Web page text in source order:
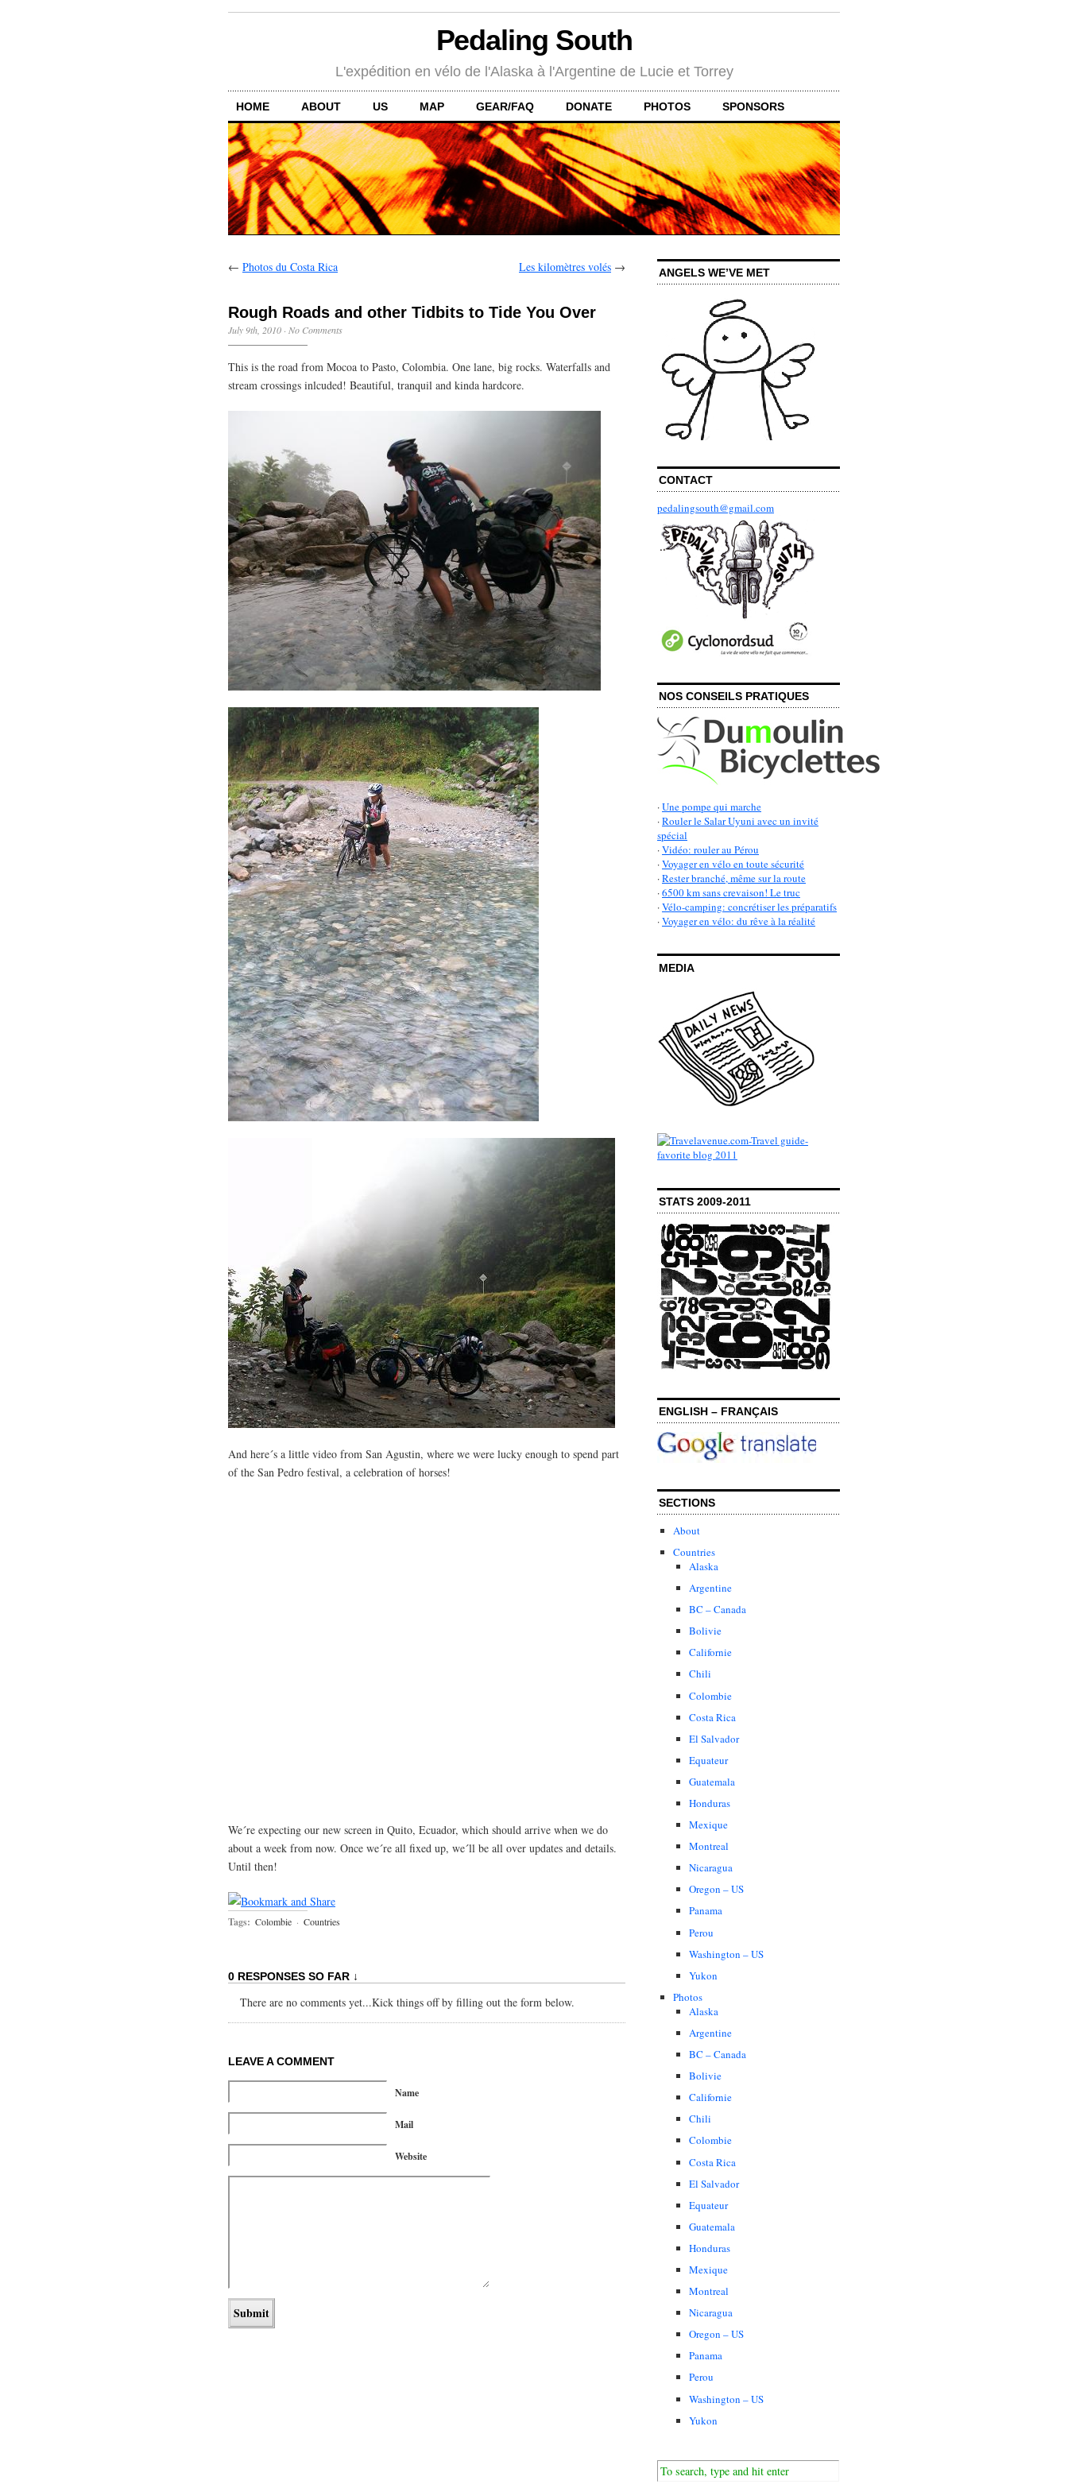
Pedaling South
L'expédition en vélo de l'Alaska à l'Argentine de Lucie et Torrey
HOME ABOUT US MAP GEAR/FAQ DONATE PHOTOS SPONSORS
← Photos du Costa Rica Les kilomètres volés →
Rough Roads and other Tidbits to Tide You Over
July 9th, 2010 · No Comments
This is the road from Mocoa to Pasto, Colombia. One lane, big rocks. Waterfalls and
stream crossings inlcuded! Beautiful, tranquil and kinda hardcore.
And here´s a little video from San Agustin, where we were lucky enough to spend part
of the San Pedro festival, a celebration of horses!
We´re expecting our new screen in Quito, Ecuador, which should arrive when we do
about a week from now. Once we´re all fixed up, we´ll be all over updates and details.
Until then!
Tags: Colombie · Countries
0 RESPONSES SO FAR ↓
There are no comments yet...Kick things off by filling out the form below.
LEAVE A COMMENT
Name
Mail
Website
ANGELS WE’VE MET
CONTACT
pedalingsouth@gmail.com
NOS CONSEILS PRATIQUES
·Une pompe qui marche
·Rouler le Salar Uyuni avec un invité
spécial
·Vidéo: rouler au Pérou
·Voyager en vélo en toute sécurité
·Rester branché, même sur la route
·6500 km sans crevaison! Le truc
·Vélo-camping: concrétiser les préparatifs
·Voyager en vélo: du rêve à la réalité
MEDIA
STATS 2009-2011
ENGLISH – FRANÇAIS
SECTIONS
About
Countries
Alaska
Argentine
BC – Canada
Bolivie
Californie
Chili
Colombie
Costa Rica
El Salvador
Equateur
Guatemala
Honduras
Mexique
Montreal
Nicaragua
Oregon – US
Panama
Perou
Washington – US
Yukon
Photos
Alaska
Argentine
BC – Canada
Bolivie
Californie
Chili
Colombie
Costa Rica
El Salvador
Equateur
Guatemala
Honduras
Mexique
Montreal
Nicaragua
Oregon – US
Panama
Perou
Washington – US
Yukon